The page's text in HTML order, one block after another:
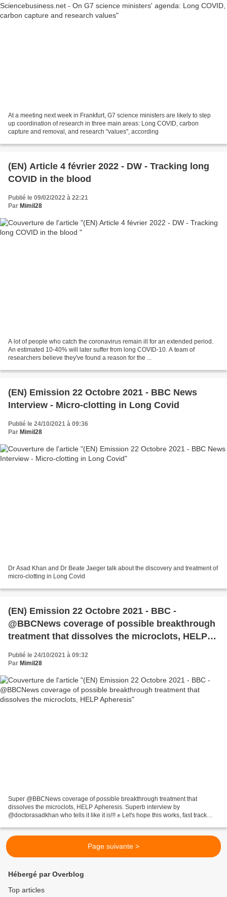
At a meeting next week in Frankfurt, G7 science ministers are likely to step
up coordination of research in three main areas: Long COVID, carbon
capture and removal, and research "values", according
(EN) Article 4 février 2022 - DW - Tracking long
COVID in the blood
Publié le 09/02/2022 à 22:21
Par Mimil28
A lot of people who catch the coronavirus remain ill for an extended period.
An estimated 10-40% will later suffer from long COVID-10. A team of
researchers believe they've found a reason for the ...
(EN) Emission 22 Octobre 2021 - BBC News
Interview - Micro-clotting in Long Covid
Publié le 24/10/2021 à 09:36
Par Mimil28
Dr Asad Khan and Dr Beate Jaeger talk about the discovery and treatment of
micro-clotting in Long Covid
(EN) Emission 22 Octobre 2021 - BBC -
@BBCNews coverage of possible breakthrough
treatment that dissolves the microclots, HELP
Publié le 24/10/2021 à 09:32
Par Mimil28
Super @BBCNews coverage of possible breakthrough treatment that
dissolves the microclots, HELP Apheresis. Superb interview by
@doctorasadkhan who tells it like it is!!! ✊ Let's hope this works, fast track
Page suivante >
Hébergé par Overblog
Top articles